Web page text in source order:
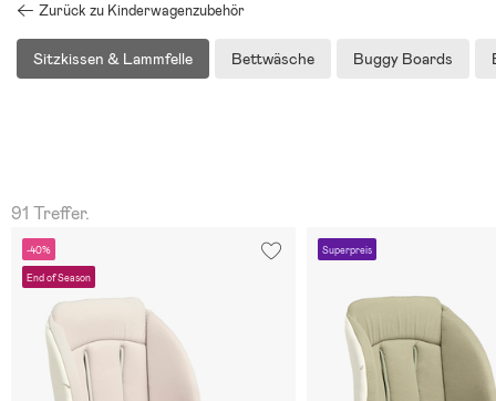
Zurück zu Kinderwagenzubehör
Sitzkissen & Lammfelle Bettwäsche Buggy Boards
91 Treffer.
-40%
End of Season
Superpreis